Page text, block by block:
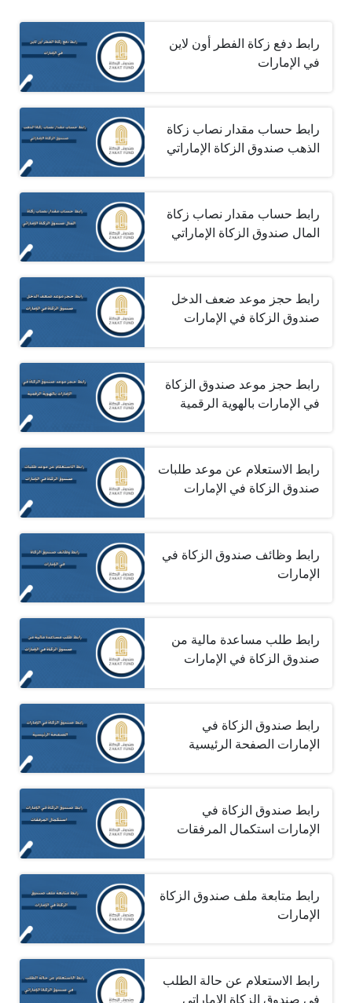
رابط دفع زكاة الفطر أون لاين
في الإمارات
رابط حساب مقدار نصاب زكاة
الذهب صندوق الزكاة الإماراتي
رابط حساب مقدار نصاب زكاة
المال صندوق الزكاة الإماراتي
رابط حجز موعد ضعف الدخل
صندوق الزكاة في الإمارات
رابط حجز موعد صندوق الزكاة
في الإمارات بالهوية الرقمية
رابط الاستعلام عن موعد طلبات
صندوق الزكاة في الإمارات
رابط وظائف صندوق الزكاة في
الإمارات
رابط طلب مساعدة مالية من
صندوق الزكاة في الإمارات
رابط صندوق الزكاة في
الإمارات الصفحة الرئيسية
رابط صندوق الزكاة في
الإمارات استكمال المرفقات
رابط متابعة ملف صندوق الزكاة
الإمارات
رابط الاستعلام عن حالة الطلب
في صندوق الزكاة الإماراتي